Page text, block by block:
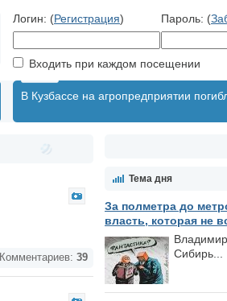
Логин: (Регистрация) Пароль: (
Входить при каждом посещении
В Кузбассе на агропредприятии
Тема дня
За полметра до
власть, которая не
Сибирь...
Комментариев: 39